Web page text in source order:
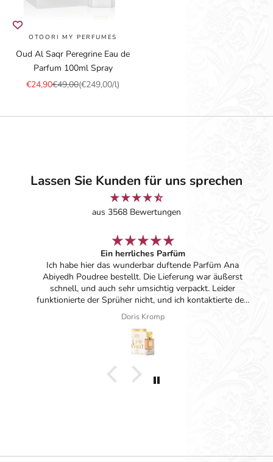
OTOORI MY PERFUMES
Oud Al Saqr Peregrine Eau de
Parfum 100ml Spray
Angebot
€24,90Regulärer Preis
€49,00(€249,00/l)
Lassen Sie Kunden für uns sprechen
aus 3568 Bewertungen
Ein herrliches Parfüm
Ich habe hier das wunderbar duftende Parfüm Ana
Abiyedh Poudree bestellt. Die Lieferung war äußerst
schnell, und auch sehr umsichtig verpackt. Leider
funktionierte der Sprüher nicht, und ich kontaktierte den
Kundenservice. Hier wurde mir wirklich sehr nett und
zuvorkommend ohne Probleme geholfen. Danke nochmal
dafür!
Diese Firma kann ich nur empfehlen, und ich werde bei
Bedarf immer wieder hier einkaufen!❤️
Doris Kromp